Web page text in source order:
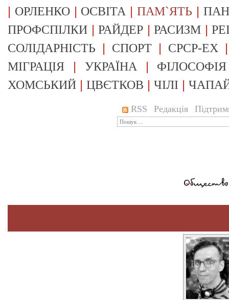
| ОРЛЕНКО| ОСВІТА |ПАМ`ЯТЬ |
ПРОФСПІЛКИ |РАЙДЕР |РАСИЗМ |
СОЛІДАРНІСТЬ | СПОРТ | СРСР-EX
МІГРАЦІЯ | УКРАЇНА | ФІЛОСОФІЯ
ХОМСЬКИЙ | ЦВЄТКОВ | ЧІЛІ |
RSS Редакція